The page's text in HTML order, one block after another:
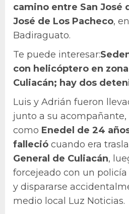
camino entre San José
José de Los Pacheco,
Badiraguato.
Te puede interesar:
con helicóptero en
Culiacán; hay dos
Luis y Adrián fueron
junto a su
como Enedel de 24
falleció cuando era
General de Culiacán,
forcejeado con un
y dispararse
medio local Luz Noticias.